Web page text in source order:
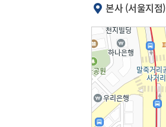
본사 (서울지점)